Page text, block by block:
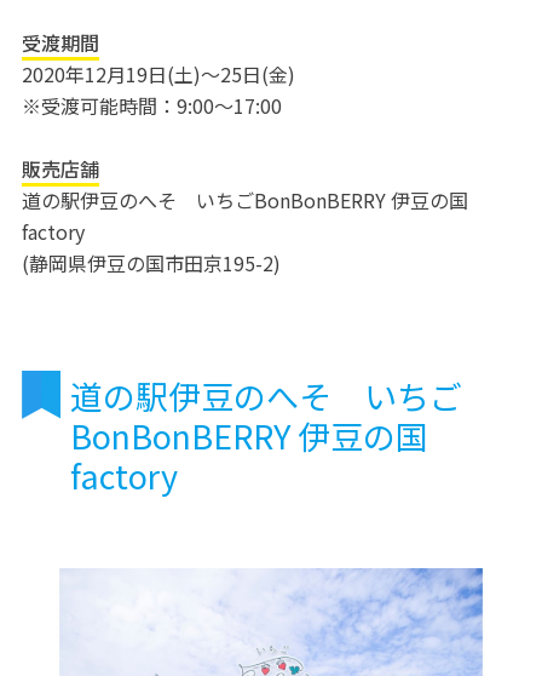
受渡期間
2020年12月19日(土)～25日(金)
※受渡可能時間：9:00～17:00
販売店舗
道の駅伊豆のへそ いちごBonBonBERRY 伊豆の国
factory
(静岡県伊豆の国市田京195-2)
道の駅伊豆のへそ いちご
BonBonBERRY 伊豆の国
factory